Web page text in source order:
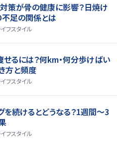
策が骨の健康に影響？日焼け
不足の関係とは
フスタイル
せるには？何km・何分歩けばい
方と頻度
フスタイル
を続けるとどうなる？1週間～3
フスタイル